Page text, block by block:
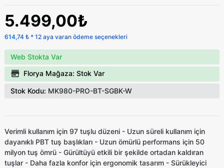
5.499,00₺
614,74 ₺ * 12 aya varan ödeme seçenekleri
Web Stokta Var
Florya Mağaza: Stok Var
Stok Kodu: MK980-PRO-BT-SGBK-W
Verimli kullanım için 97 tuşlu düzeni - Uzun süreli kullanım için
dayanıklı PBT tuş başlıkları - Uzun ömürlü performans için 50
milyon tuş ömrü - Gürültüyü etkili bir şekilde ortadan kaldıran
tuşlar - Daha fazla konfor için ergonomik tasarım - Sürükleyici